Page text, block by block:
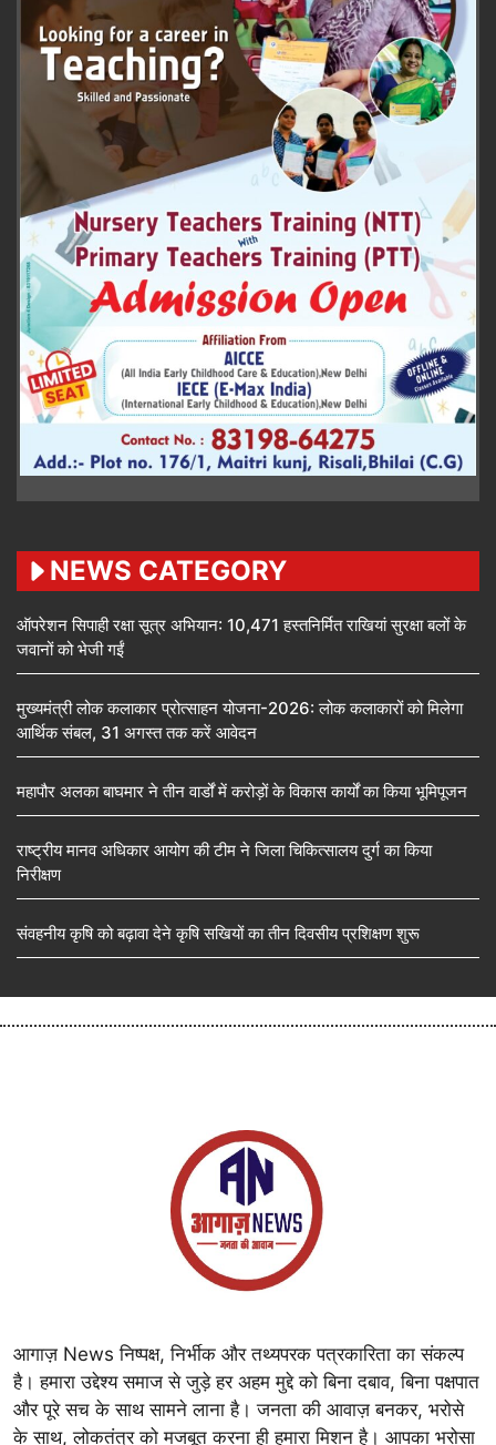
NEWS CATEGORY
ऑपरेशन सिपाही रक्षा सूत्र अभियान: 10,471 हस्तनिर्मित राखियां सुरक्षा बलों के
जवानों को भेजी गईं
मुख्यमंत्री लोक कलाकार प्रोत्साहन योजना-2026: लोक कलाकारों को मिलेगा
आर्थिक संबल, 31 अगस्त तक करें आवेदन
महापौर अलका बाघमार ने तीन वार्डों में करोड़ों के विकास कार्यों का किया भूमिपूजन
राष्ट्रीय मानव अधिकार आयोग की टीम ने जिला चिकित्सालय दुर्ग का किया
निरीक्षण
संवहनीय कृषि को बढ़ावा देने कृषि सखियों का तीन दिवसीय प्रशिक्षण शुरू
आगाज़ News निष्पक्ष, निर्भीक और तथ्यपरक पत्रकारिता का संकल्प
है। हमारा उद्देश्य समाज से जुड़े हर अहम मुद्दे को बिना दबाव, बिना पक्षपात
और पूरे सच के साथ सामने लाना है। जनता की आवाज़ बनकर, भरोसे
के साथ, लोकतंत्र को मजबूत करना ही हमारा मिशन है। आपका भरोसा